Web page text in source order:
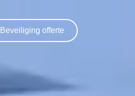
Beveiliging offerte